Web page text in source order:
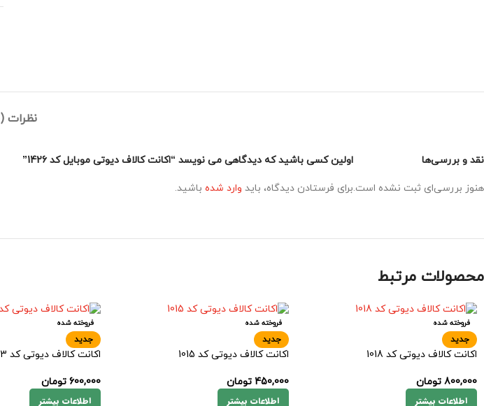
نظرات (0)
نقد و بررسی‌ها
هنوز بررسی‌ای ثبت نشده است.
اولین کسی باشید که دیدگاهی می نویسد “اکانت کالاف دیوتی موبایل کد 1426”
برای فرستادن دیدگاه، باید وارد شده باشید.
محصولات مرتبط
فروخته شده
جدید
اکانت کالاف دیوتی کد 1018
800,000 تومان
اطلاعات بیشتر
فروخته شده
جدید
اکانت کالاف دیوتی کد 1015
450,000 تومان
اطلاعات بیشتر
فروخته شده
جدید
اکانت کالاف دیوتی کد 1013
600,000 تومان
اطلاعات بیشتر